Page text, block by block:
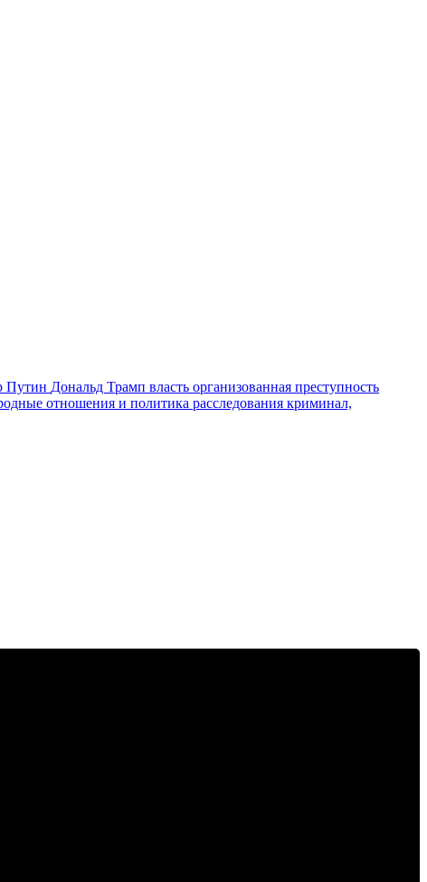
Путин Дональд Трамп власть организованная преступность
отношения и политика расследования криминал,